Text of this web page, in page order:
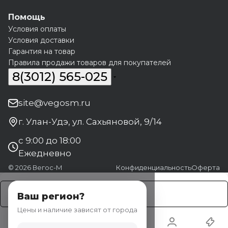
Помощь
Условия оплаты
Условия доставки
Гарантия на товар
Правила продажи товаров для покупателей
8(3012) 565-025
site@vegosm.ru
г. Улан-Удэ, ул. Сахьяновой, 9/14
с 9:00 до 18:00
Ежедневно
© 2026 Вегос-М КонфиденциальностьОферта
Ваш регион?
Цены и наличие зависят от города